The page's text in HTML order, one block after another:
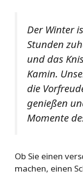
Der Winter
Stunden
und das
Kamin.
die
genießen
Momente
Ob Sie einen
machen, einen